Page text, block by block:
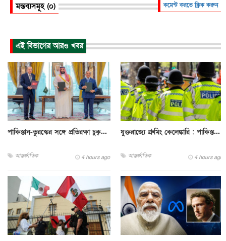
মন্তব্যসমূহ (০) কমেন্ট করতে ক্লিক করুন
এই বিভাগের আরও খবর
পাকিস্তান-তুরস্কের সঙ্গে প্রতিরক্ষা চুক্...
আন্তর্জাতিক 4 hours ago
যুক্তরাজ্যে গ্রুমিং কেলেঙ্কারি : পাকিস্ত...
আন্তর্জাতিক 4 hours ago